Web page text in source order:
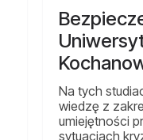
Na tych
wiedzę z
umiejętności
sytuacjach